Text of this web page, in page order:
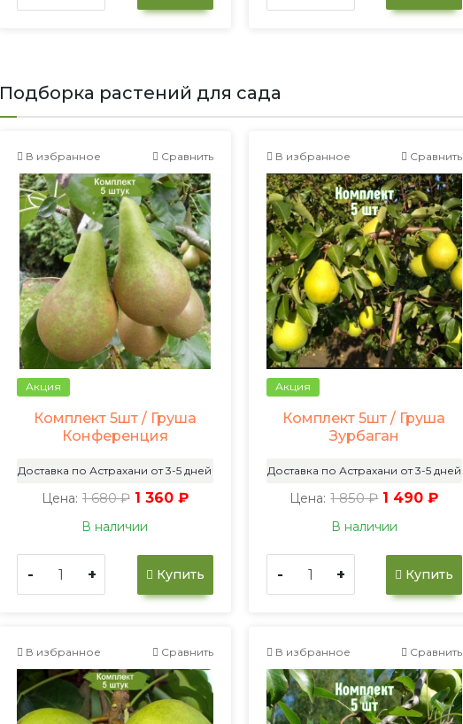
Подборка растений для сада
В избранное Сравнить
Акция
Комплект 5шт / Груша
Конференция
Доставка по Астрахани от 3-5 дней
Цена: 1 680 ₽ 1 360 ₽
В наличии
- + Купить
В избранное Сравнить
Акция
Комплект 5шт / Груша
Зурбаган
Доставка по Астрахани от 3-5 дней
Цена: 1 850 ₽ 1 490 ₽
В наличии
- + Купить
В избранное Сравнить В избранное Сравнить